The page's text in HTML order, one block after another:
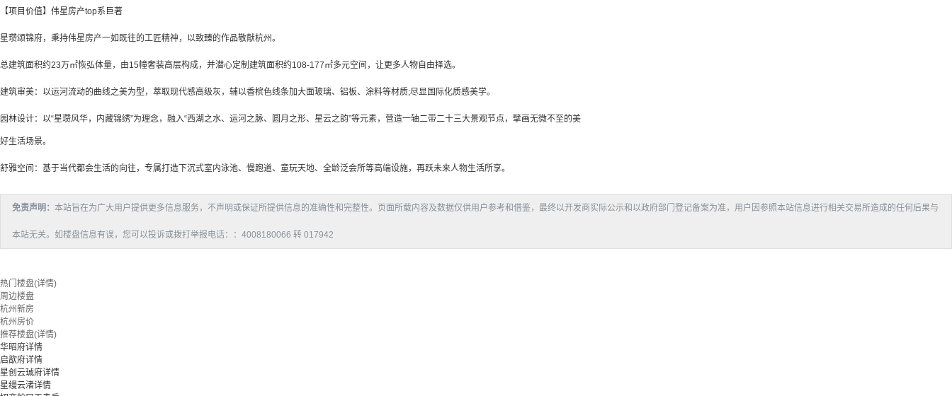
【项目价值】伟星房产top系巨著
星瓒颂锦府，秉持伟星房产一如既往的工匠精神，以致臻的作品敬献杭州。
总建筑面积约23万㎡恢弘体量，由15幢奢装高层构成，并潜心定制建筑面积约108-177㎡多元空间，让更多人物自由择选。
建筑审美：以运河流动的曲线之美为型，萃取现代感高级灰，辅以香槟色线条加大面玻璃、铝板、涂料等材质;尽显国际化质感美学。
园林设计：以“星瓒风华，内藏锦绣”为理念，融入“西湖之水、运河之脉、圆月之形、星云之韵”等元素，营造一轴二带二十三大景观节点，擘画无微不至的美
好生活场景。
舒雅空间：基于当代都会生活的向往，专属打造下沉式室内泳池、慢跑道、童玩天地、全龄泛会所等高端设施，再跃未来人物生活所享。
免责声明： 本站旨在为广大用户提供更多信息服务，不声明或保证所提供信息的准确性和完整性。页面所载内容及数据仅供用户参考和借鉴，最终以开发商实际公示和以政府部门登记备案为准，用户因参照本站信息进行相关交易所造成的任何后果与
本站无关。如楼盘信息有误，您可以投诉或拨打举报电话：：4008180066 转 017942
热门楼盘(详情)
周边楼盘
杭州新房
杭州房价
推荐楼盘(详情)
华昭府详情
启歆府详情
星创云珹府详情
星缦云渚详情